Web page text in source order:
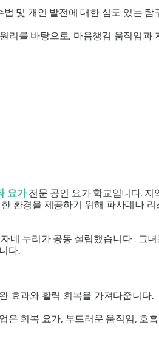
및 개인 발전에 대한 심도 있는 탐
리를 바탕으로, 마음챙김 움직임과
요가전문 공인 요가 학교입니다. 지
환경을 제공하기 위해 파사데나
네 누리가 공동 설립했습니다 . 그
다.
효과와 활력 회복을 가져다줍니다.
은 회복 요가, 부드러운 움직임, 호